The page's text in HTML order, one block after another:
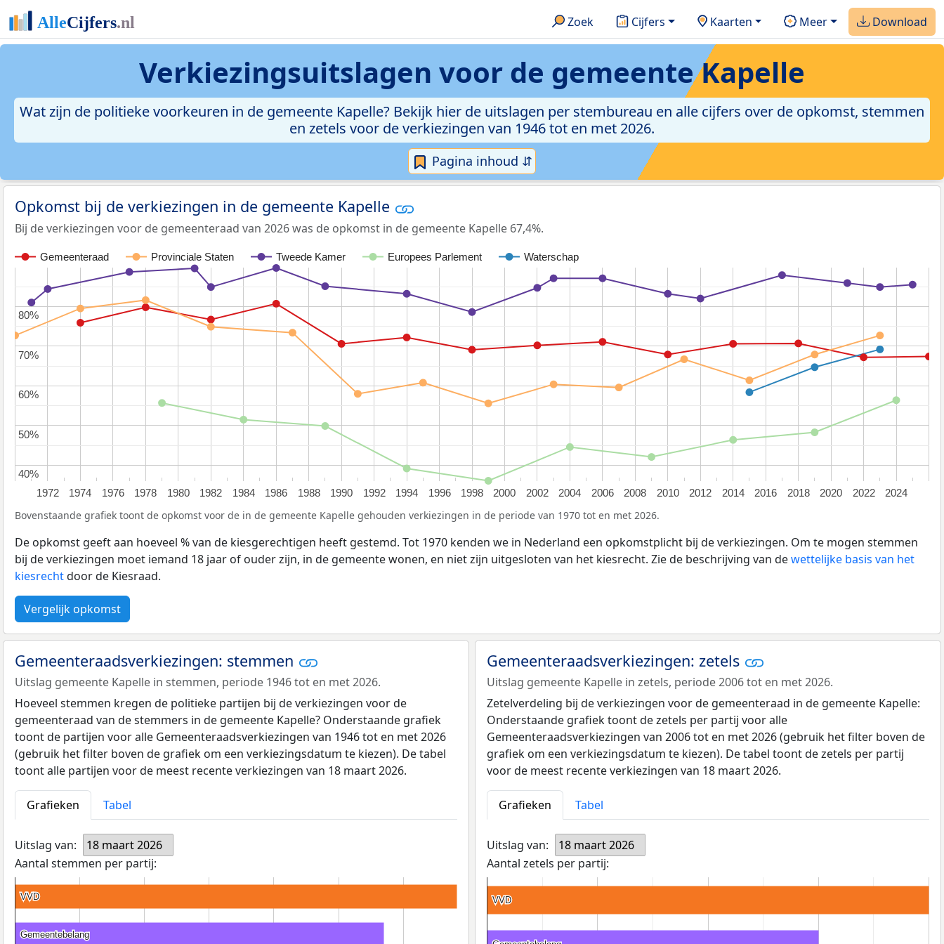
Zoek Cijfers Kaarten Meer Download
Verkiezingsuitslagen voor de gemeente Kapelle
Wat zijn de politieke voorkeuren in de gemeente Kapelle? Bekijk hier de uitslagen per stembureau en alle cijfers over de opkomst, stemmen
en zetels voor de verkiezingen van 1946 tot en met 2026.
Pagina inhoud ⇵
Opkomst bij de verkiezingen in de gemeente Kapelle
Bij de verkiezingen voor de gemeenteraad van 2026 was de opkomst in de gemeente Kapelle 67,4%.
Gemeenteraad Provinciale Staten Tweede Kamer Europees Parlement Waterschap
1972 1974 1976 1978 1980 1982 1984 1986 1988 1990 1992 1994 1996 1998 2000 2002 2004 2006 2008 2010 2012 2014 2016 2018 2020 2022 2024
40%
40%
50%
50%
60%
60%
70%
70%
80%
80%
Bovenstaande grafiek toont de opkomst voor de in de gemeente Kapelle gehouden verkiezingen in de periode van 1970 tot en met 2026.
De opkomst geeft aan hoeveel % van de kiesgerechtigen heeft gestemd. Tot 1970 kenden we in Nederland een opkomstplicht bij de verkiezingen. Om te mogen stemmen
bij de verkiezingen moet iemand 18 jaar of ouder zijn, in de gemeente wonen, en niet zijn uitgesloten van het kiesrecht. Zie de beschrijving van dewettelijke basis van het
kiesrechtdoor de Kiesraad.
Vergelijk opkomst
Gemeenteraadsverkiezingen: stemmen
Uitslag gemeente Kapelle in stemmen, periode 1946 tot en met 2026.
Hoeveel stemmen kregen de politieke partijen bij de verkiezingen voor de
gemeenteraad van de stemmers in de gemeente Kapelle? Onderstaande grafiek
toont de partijen voor alle Gemeenteraadsverkiezingen van 1946 tot en met 2026
(gebruik het filter boven de grafiek om een verkiezingsdatum te kiezen). De tabel
toont alle partijen voor de meest recente verkiezingen van 18 maart 2026.
Grafieken Tabel
Uitslag van:
18 maart 2026
Aantal stemmen per partij:
VVD
VVD
Gemeentebelang
Gemeentebelang
Gemeenteraadsverkiezingen: zetels
Uitslag gemeente Kapelle in zetels, periode 2006 tot en met 2026.
Zetelverdeling bij de verkiezingen voor de gemeenteraad in de gemeente Kapelle:
Onderstaande grafiek toont de zetels per partij voor alle
Gemeenteraadsverkiezingen van 2006 tot en met 2026 (gebruik het filter boven de
grafiek om een verkiezingsdatum te kiezen). De tabel toont de zetels per partij
voor de meest recente verkiezingen van 18 maart 2026.
Grafieken Tabel
Uitslag van:
18 maart 2026
Aantal zetels per partij:
VVD
VVD